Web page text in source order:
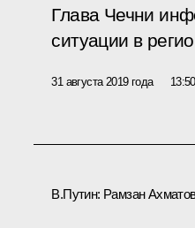
Глава Чечни
ситуации в
31 августа 2019 года 13:50
В.Путин: Рамзан